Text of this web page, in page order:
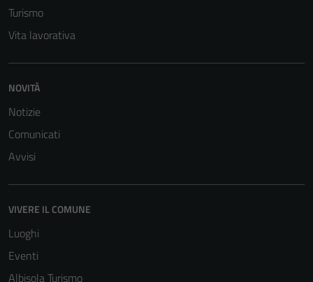
Turismo
Vita lavorativa
NOVITÀ
Notizie
Comunicati
Avvisi
VIVERE IL COMUNE
Luoghi
Eventi
Albisola Turismo